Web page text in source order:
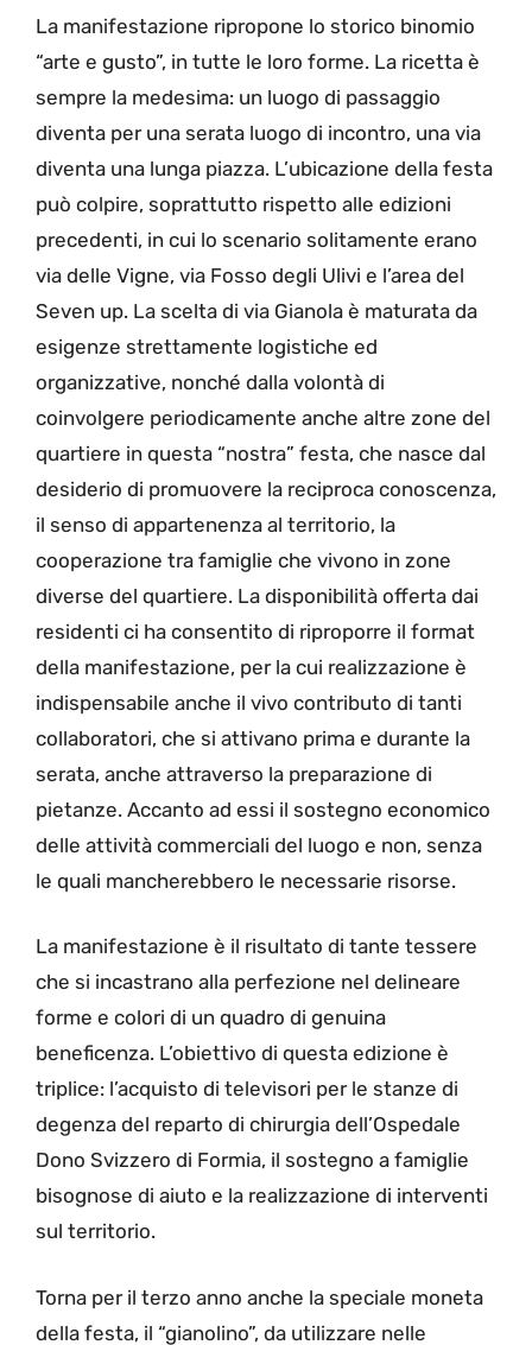
La manifestazione ripropone lo storico binomio
“arte e gusto”, in tutte le loro forme. La ricetta è
sempre la medesima: un luogo di passaggio
diventa per una serata luogo di incontro, una via
diventa una lunga piazza. L’ubicazione della festa
può colpire, soprattutto rispetto alle edizioni
precedenti, in cui lo scenario solitamente erano
via delle Vigne, via Fosso degli Ulivi e l’area del
Seven up. La scelta di via Gianola è maturata da
esigenze strettamente logistiche ed
organizzative, nonché dalla volontà di
coinvolgere periodicamente anche altre zone del
quartiere in questa “nostra” festa, che nasce dal
desiderio di promuovere la reciproca conoscenza,
il senso di appartenenza al territorio, la
cooperazione tra famiglie che vivono in zone
diverse del quartiere. La disponibilità offerta dai
residenti ci ha consentito di riproporre il format
della manifestazione, per la cui realizzazione è
indispensabile anche il vivo contributo di tanti
collaboratori, che si attivano prima e durante la
serata, anche attraverso la preparazione di
pietanze. Accanto ad essi il sostegno economico
delle attività commerciali del luogo e non, senza
le quali mancherebbero le necessarie risorse.
La manifestazione è il risultato di tante tessere
che si incastrano alla perfezione nel delineare
forme e colori di un quadro di genuina
beneficenza. L’obiettivo di questa edizione è
triplice: l’acquisto di televisori per le stanze di
degenza del reparto di chirurgia dell’Ospedale
Dono Svizzero di Formia, il sostegno a famiglie
bisognose di aiuto e la realizzazione di interventi
sul territorio.
Torna per il terzo anno anche la speciale moneta
della festa, il “gianolino”, da utilizzare nelle